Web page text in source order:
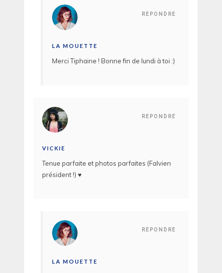
REPONDRE
LA MOUETTE
Merci Tiphaine ! Bonne fin de lundi à toi :)
REPONDRE
VICKIE
Tenue parfaite et photos parfaites (Falvien
président !) ♥
REPONDRE
LA MOUETTE